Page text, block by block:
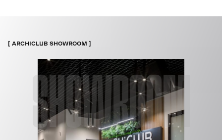
SHOWROOM
ARCHICLUB SHOWROOM